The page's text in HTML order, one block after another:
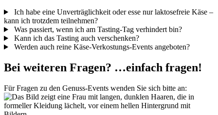
Ich habe eine Unverträglichkeit oder esse nur laktosefreie Käse –
kann ich trotzdem teilnehmen?
Was passiert, wenn ich am Tasting-Tag verhindert bin?
Kann ich das Tasting auch verschenken?
Werden auch reine Käse-Verkostungs-Events angeboten?
Bei weiteren Fragen? …einfach fragen!
Für Fragen zu den Genuss-Events wenden Sie sich bitte an: